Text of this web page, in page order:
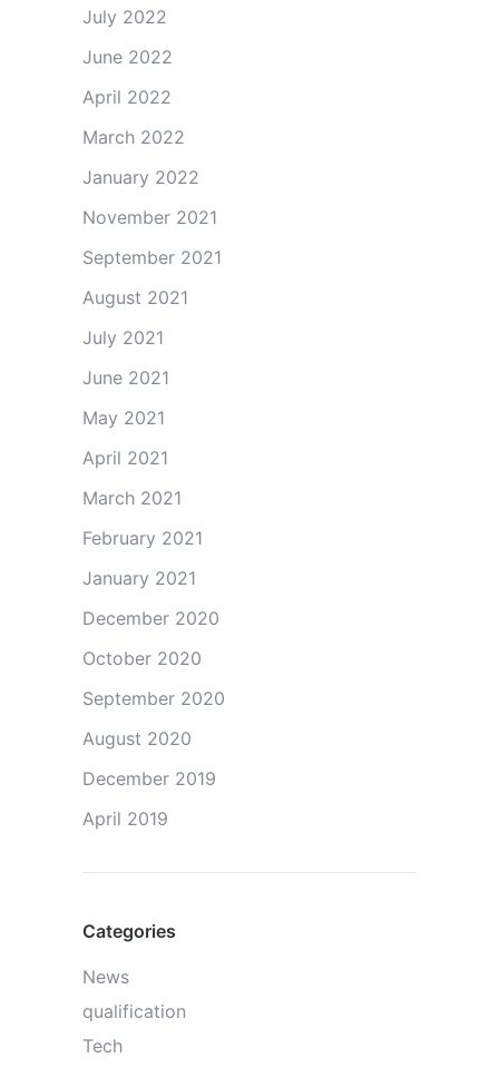
July 2022
June 2022
April 2022
March 2022
January 2022
November 2021
September 2021
August 2021
July 2021
June 2021
May 2021
April 2021
March 2021
February 2021
January 2021
December 2020
October 2020
September 2020
August 2020
December 2019
April 2019
Categories
News
qualification
Tech